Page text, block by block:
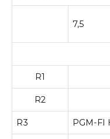
7,5
R1
R2
R3 PGM-FI